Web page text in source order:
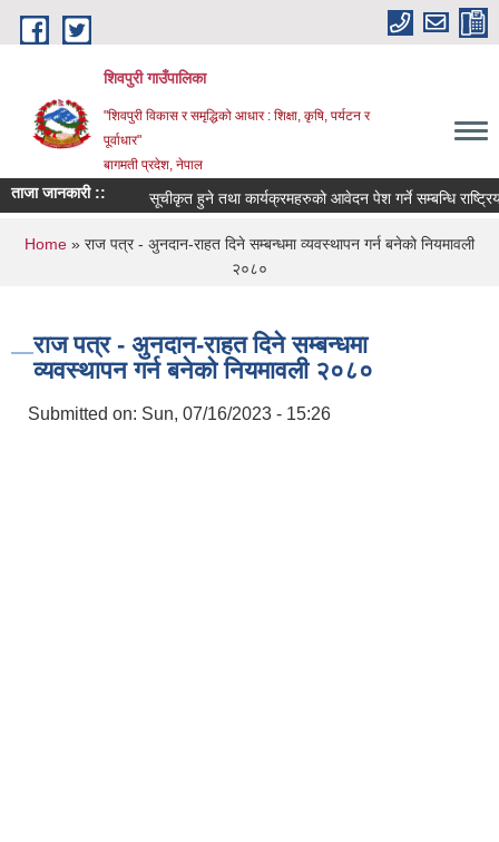
Skip to main content
शिवपुरी गाउँपालिका
"शिवपुरी विकास र समृद्धिको आधार : शिक्षा, कृषि, पर्यटन र
पूर्वाधार"
बागमती प्रदेश, नेपाल
ताजा जानकारी :: सूचीकृत हुने तथा कार्यक्रमहरुको आवेदन पेश गर्ने सम्बन्धि राष्ट्रिय
You are here
Home » राज पत्र - अुनदान-राहत दिने सम्बन्धमा व्यवस्थापन गर्न बनेको नियमावली
२०८०
राज पत्र - अुनदान-राहत दिने सम्बन्धमा
व्यवस्थापन गर्न बनेको नियमावली २०८०
Submitted on: Sun, 07/16/2023 - 15:26